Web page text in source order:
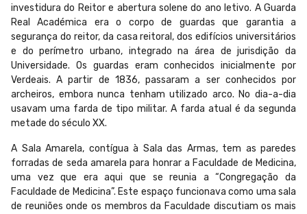
investidura do Reitor e abertura solene do ano letivo. A Guarda
Real Académica era o corpo de guardas que garantia a
segurança do reitor, da casa reitoral, dos edifícios universitários
e do perímetro urbano, integrado na área de jurisdição da
Universidade. Os guardas eram conhecidos inicialmente por
Verdeais. A partir de 1836, passaram a ser conhecidos por
archeiros, embora nunca tenham utilizado arco. No dia-a-dia
usavam uma farda de tipo militar. A farda atual é da segunda
metade do século XX.
A Sala Amarela, contígua à Sala das Armas, tem as paredes
forradas de seda amarela para honrar a Faculdade de Medicina,
uma vez que era aqui que se reunia a “Congregação da
Faculdade de Medicina”. Este espaço funcionava como uma sala
de reuniões onde os membros da Faculdade discutiam os mais